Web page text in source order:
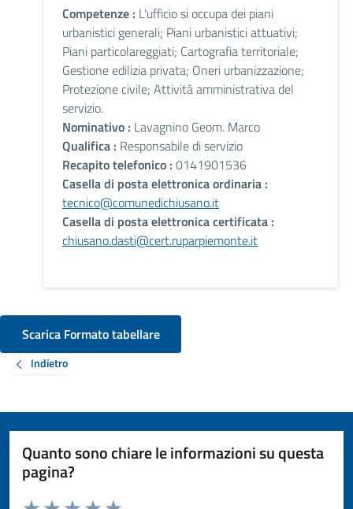
Competenze : L'ufficio si occupa dei piani
urbanistici generali; Piani urbanistici attuativi;
Piani particolareggiati; Cartografia territoriale;
Gestione edilizia privata; Oneri urbanizzazione;
Protezione civile; Attività amministrativa del
servizio.
Nominativo : Lavagnino Geom. Marco
Qualifica : Responsabile di servizio
Recapito telefonico : 0141901536
Casella di posta elettronica ordinaria :
tecnico@comunedichiusano.it
Casella di posta elettronica certificata :
chiusano.dasti@cert.ruparpiemonte.it
Scarica Formato tabellare
Indietro
Quanto sono chiare le informazioni su questa
pagina?
Valuta da 1 a 5 stelle la pagina